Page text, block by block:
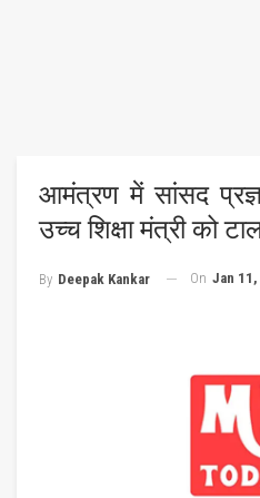
आमंत्रण में सांसद
उच्च शिक्षा मंत्री को
By Deepak Kankar On Jan